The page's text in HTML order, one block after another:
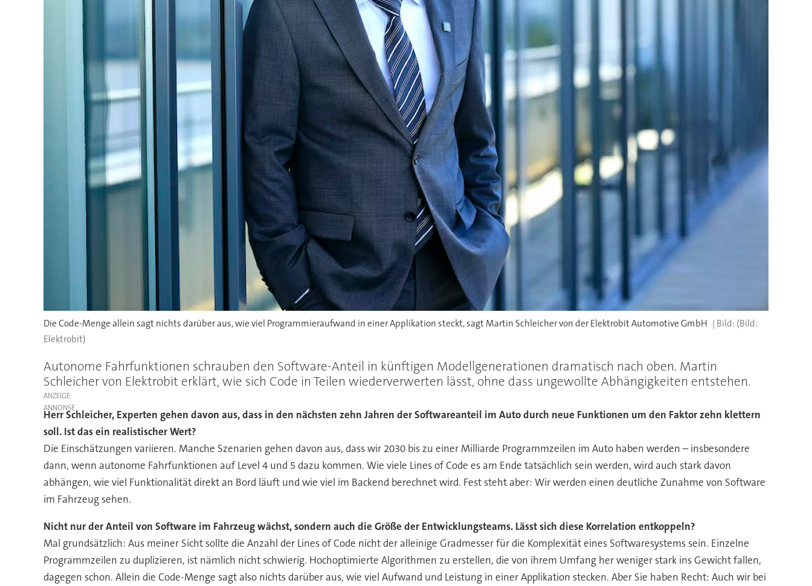
Die Code-Menge allein sagt nichts darüber aus, wie viel Programmieraufwand in einer Applikation steckt, sagt Martin Schleicher von der Elektrobit Automotive GmbH
(Bild:
Elektrobit)
Autonome Fahrfunktionen schrauben den Software-Anteil in künftigen Modellgenerationen dramatisch nach oben. Martin
Schleicher von Elektrobit erklärt, wie sich Code in Teilen wiederverwerten lässt, ohne dass ungewollte Abhängigkeiten entstehen.
ANZEIGE
Herr Schleicher, Experten gehen davon aus, dass in den nächsten zehn Jahren der Softwareanteil im Auto durch neue Funktionen um den Faktor zehn klettern
soll. Ist das ein realistischer Wert?
Die Einschätzungen variieren. Manche Szenarien gehen davon aus, dass wir 2030 bis zu einer Milliarde Programmzeilen im Auto haben werden – insbesondere
dann, wenn autonome Fahrfunktionen auf Level 4 und 5 dazu kommen. Wie viele Lines of Code es am Ende tatsächlich sein werden, wird auch stark davon
abhängen, wie viel Funktionalität direkt an Bord läuft und wie viel im Backend berechnet wird. Fest steht aber: Wir werden einen deutliche Zunahme von Software
im Fahrzeug sehen.
Nicht nur der Anteil von Software im Fahrzeug wächst, sondern auch die Größe der Entwicklungsteams. Lässt sich diese Korrelation entkoppeln?
Mal grundsätzlich: Aus meiner Sicht sollte die Anzahl der Lines of Code nicht der alleinige Gradmesser für die Komplexität eines Softwaresystems sein. Einzelne
Programmzeilen zu duplizieren, ist nämlich nicht schwierig. Hochoptimierte Algorithmen zu erstellen, die von ihrem Umfang her weniger stark ins Gewicht fallen,
dagegen schon. Allein die Code-Menge sagt also nichts darüber aus, wie viel Aufwand und Leistung in einer Applikation stecken. Aber Sie haben Recht: Auch wir bei